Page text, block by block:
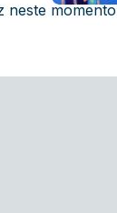
neste momento